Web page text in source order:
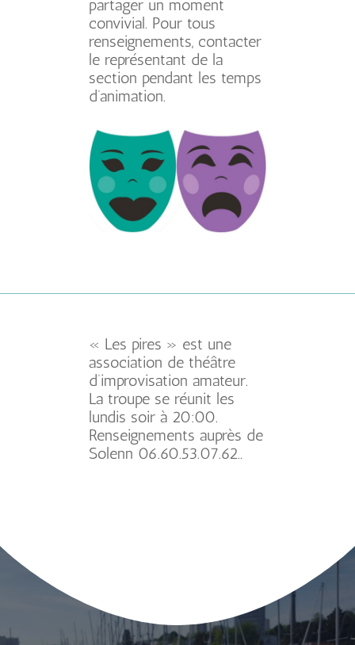
partager un moment
convivial. Pour tous
renseignements, contacter
le représentant de la
section pendant les temps
d’animation.
« Les pires » est une
association de théâtre
d’improvisation amateur.
La troupe se réunit les
lundis soir à 20:00.
Renseignements auprès de
Solenn 06.60.53.07.62..